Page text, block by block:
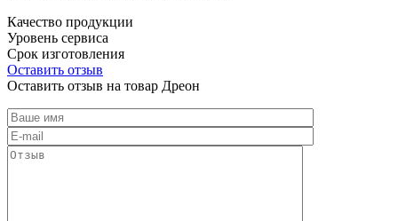
Качество продукции
Уровень сервиса
Срок изготовления
Оставить отзыв
Оставить отзыв на товар Дреон